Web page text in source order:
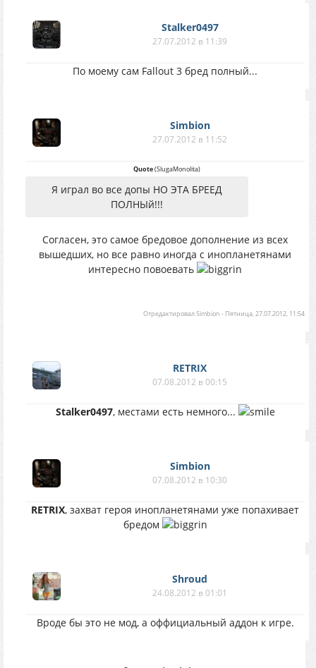
Stalker0497
27.07.2012 в 11:39
По моему сам Fallout 3 бред полный...
Simbion
27.07.2012 в 11:52
Quote(SlugaMonolita)
Я играл во все допы НО ЭТА БРЕЕД
ПОЛНЫй!!!
Согласен, это самое бредовое дополнение из всех
вышедших, но все равно иногда с инопланетянами
интересно повоевать
ОтредактировалSimbion - Пятница, 27.07.2012, 11:54
RETRIX
07.08.2012 в 00:15
Stalker0497, местами есть немного...
Simbion
07.08.2012 в 10:30
RETRIX, захват героя инопланетянами уже попахивает
бредом
Shroud
24.08.2012 в 01:01
Вроде бы это не мод, а оффициальный аддон к игре.